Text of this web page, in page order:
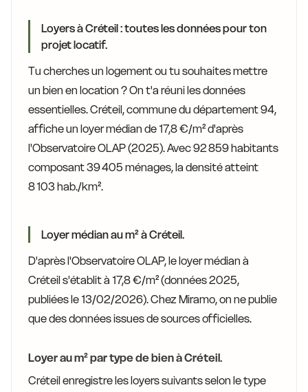
Loyers à Créteil : toutes les données pour ton
projet locatif.
Tu cherches un logement ou tu souhaites mettre
un bien en location ? On t'a réuni les données
essentielles. Créteil, commune du département 94,
affiche un loyer médian de 17,8 €/m² d'après
l'Observatoire OLAP (2025). Avec 92 859 habitants
composant 39 405 ménages, la densité atteint
8 103 hab./km².
Loyer médian au m² à Créteil.
D'après l'Observatoire OLAP, le loyer médian à
Créteil s'établit à 17,8 €/m² (données 2025,
publiées le 13/02/2026). Chez Miramo, on ne publie
que des données issues de sources officielles.
Loyer au m² par type de bien à Créteil.
Créteil enregistre les loyers suivants selon le type